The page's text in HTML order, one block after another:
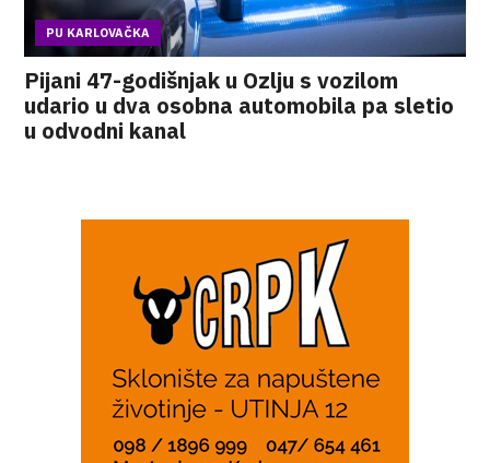
PU KARLOVAČKA
Pijani 47-godišnjak u Ozlju s vozilom
udario u dva osobna automobila pa sletio
u odvodni kanal